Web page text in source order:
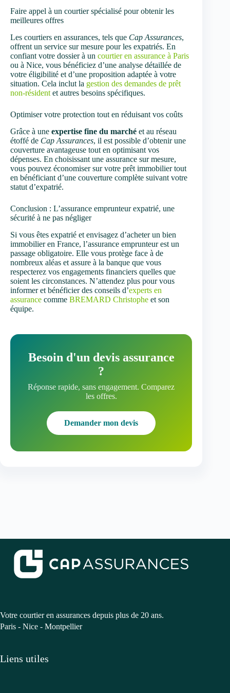
Faire appel à un courtier spécialisé pour obtenir les
meilleures offres
Les courtiers en assurances, tels que Cap Assurances,
offrent un service sur mesure pour les expatriés. En
confiant votre dossier à un courtier en assurance à Paris
ou à Nice, vous bénéficiez d’une analyse détaillée de
votre éligibilité et d’une proposition adaptée à votre
situation. Cela inclut la gestion des demandes de prêt
non-résident et autres besoins spécifiques.
Optimiser votre protection tout en réduisant vos coûts
Grâce à une expertise fine du marché et au réseau
étoffé de Cap Assurances, il est possible d’obtenir une
couverture avantageuse tout en optimisant vos
dépenses. En choisissant une assurance sur mesure,
vous pouvez économiser sur votre prêt immobilier tout
en bénéficiant d’une couverture complète suivant votre
statut d’expatrié.
Conclusion : L’assurance emprunteur expatrié, une
sécurité à ne pas négliger
Si vous êtes expatrié et envisagez d’acheter un bien
immobilier en France, l’assurance emprunteur est un
passage obligatoire. Elle vous protège face à de
nombreux aléas et assure à la banque que vous
respecterez vos engagements financiers quelles que
soient les circonstances. N’attendez plus pour vous
informer et bénéficier des conseils d’experts en
assurance comme BREMARD Christophe et son
équipe.
Besoin d'un devis assurance
?
Réponse rapide, sans engagement. Comparez
les offres.
Demander mon devis
Votre courtier en assurances depuis plus de 20 ans.
Paris - Nice - Montpellier
Liens utiles